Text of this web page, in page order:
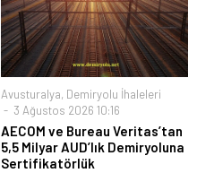
Avusturalya, Demiryolu İhaleleri
3 Ağustos 2026 10:16
AECOM ve Bureau Veritas’tan
5,5 Milyar AUD’lık Demiryoluna
Sertifikatörlük